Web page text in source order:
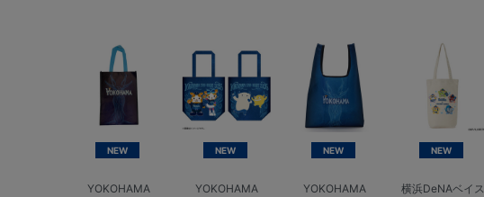
NEW
YOKOHAMA
NEW
YOKOHAMA
NEW
YOKOHAMA
NEW
横浜DeNAベイス